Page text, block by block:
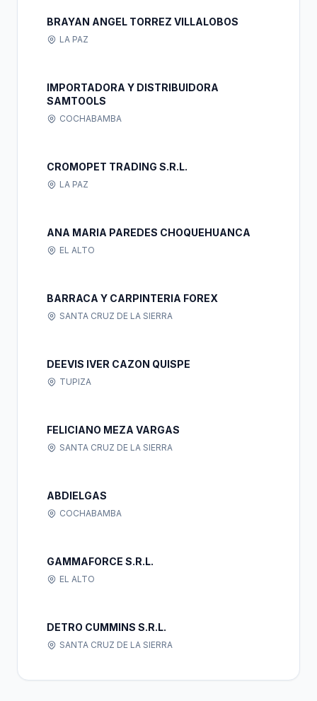
BRAYAN ANGEL TORREZ VILLALOBOS
LA PAZ
IMPORTADORA Y DISTRIBUIDORA
SAMTOOLS
COCHABAMBA
CROMOPET TRADING S.R.L.
LA PAZ
ANA MARIA PAREDES CHOQUEHUANCA
EL ALTO
BARRACA Y CARPINTERIA FOREX
SANTA CRUZ DE LA SIERRA
DEEVIS IVER CAZON QUISPE
TUPIZA
FELICIANO MEZA VARGAS
SANTA CRUZ DE LA SIERRA
ABDIELGAS
COCHABAMBA
GAMMAFORCE S.R.L.
EL ALTO
DETRO CUMMINS S.R.L.
SANTA CRUZ DE LA SIERRA